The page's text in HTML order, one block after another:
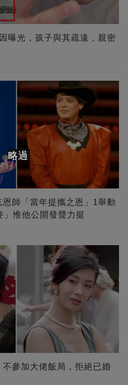
曝光，孩子與其疏遠，親密
師「當年提攜之恩」1舉動
惟他公開發聲力挺
參加大佬飯局，拒絕已婚
略過